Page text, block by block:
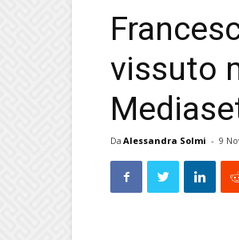
vissuto
Da Alessandra Solmi - 9